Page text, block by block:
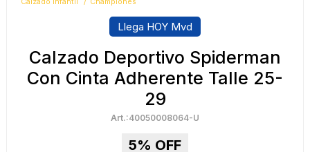
Calzado Infantil Championes
Llega HOY Mvd
Calzado Deportivo Spiderman
Con Cinta Adherente Talle 25-
29
40050008064-U
5